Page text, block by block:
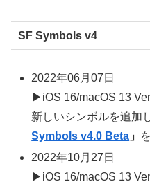
SF Symbols v4
2022年06月07日
▶iOS 16/macOS 13
新しいシンボルを追加
Symbols v4.0 Beta 」
2022年10月27日
▶iOS 16/macOS 13